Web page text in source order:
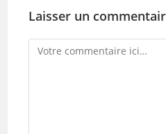
Laisser un
Comment